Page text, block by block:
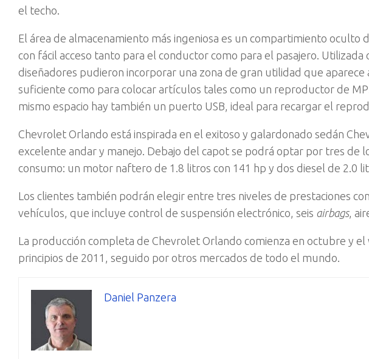
el techo.
El área de almacenamiento más ingeniosa es un compartimiento oculto
con fácil acceso tanto para el conductor como para el pasajero. Utilizada
diseñadores pudieron incorporar una zona de gran utilidad que aparece
suficiente como para colocar artículos tales como un reproductor de
mismo espacio hay también un puerto USB, ideal para recargar el
Chevrolet Orlando está inspirada en el exitoso y galardonado sedán
excelente andar y manejo. Debajo del capot se podrá optar por tres de
consumo: un motor naftero de 1.8 litros con 141 hp y dos diesel de 2.0
Los clientes también podrán elegir entre tres niveles de prestaciones
vehículos, que incluye control de suspensión electrónico, seis airbags,
La producción completa de Chevrolet Orlando comienza en octubre y
principios de 2011, seguido por otros mercados de todo el mundo.
Daniel Panzera